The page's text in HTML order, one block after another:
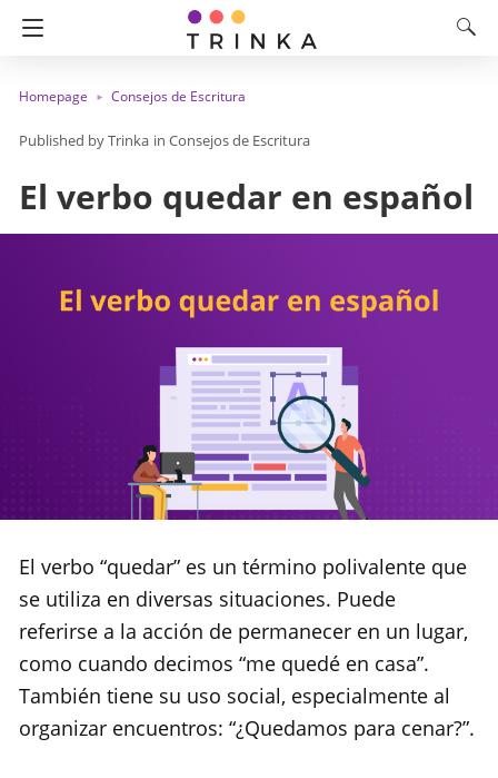
Homepage Consejos de Escritura
Trinka in Consejos de Escritura
El verbo quedar en español
El verbo “quedar” es un término polivalente que
se utiliza en diversas situaciones. Puede
referirse a la acción de permanecer en un lugar,
como cuando decimos “me quedé en casa”.
También tiene su uso social, especialmente al
organizar encuentros: “¿Quedamos para cenar?”.